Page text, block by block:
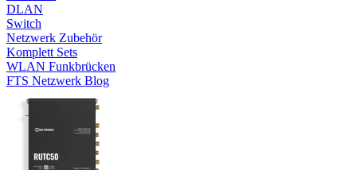
DLAN
Switch
Netzwerk Zubehör
Komplett Sets
WLAN Funkbrücken
FTS Netzwerk Blog